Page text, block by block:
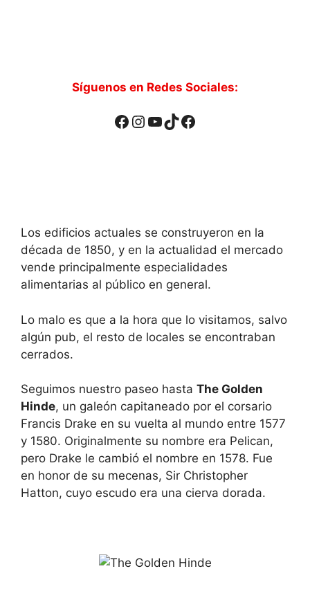
Síguenos en Redes Sociales:
Facebook
Instagram
YouTube
TikTok
Facebook
Los edificios actuales se construyeron en la
década de 1850, y en la actualidad el mercado
vende principalmente especialidades
alimentarias al público en general.
Lo malo es que a la hora que lo visitamos, salvo
algún pub, el resto de locales se encontraban
cerrados.
Seguimos nuestro paseo hasta The Golden
Hinde, un galeón capitaneado por el corsario
Francis Drake en su vuelta al mundo entre 1577
y 1580. Originalmente su nombre era Pelican,
pero Drake le cambió el nombre en 1578. Fue
en honor de su mecenas, Sir Christopher
Hatton, cuyo escudo era una cierva dorada.